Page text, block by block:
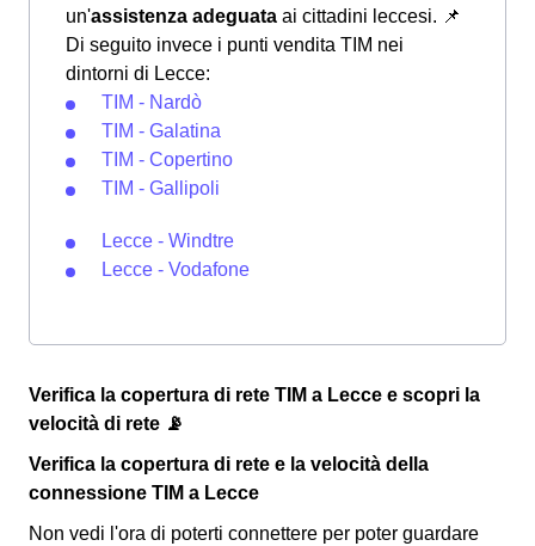
un'assistenza adeguata ai cittadini leccesi. 📌
Di seguito invece i punti vendita TIM nei
dintorni di Lecce:
TIM - Nardò
TIM - Galatina
TIM - Copertino
TIM - Gallipoli
Lecce - Windtre
Lecce - Vodafone
Verifica la copertura di rete TIM a Lecce e scopri la
velocità di rete 📡
Verifica la copertura di rete e la velocità della
connessione TIM a Lecce
Non vedi l'ora di poterti connettere per poter guardare